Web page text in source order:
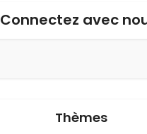
Connectez avec
Thèmes